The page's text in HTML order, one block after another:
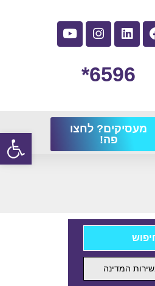
6596*
מעסיקים? לחצו
פה!
המדינה